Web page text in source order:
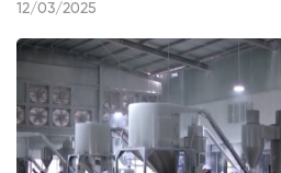
12/03/2025